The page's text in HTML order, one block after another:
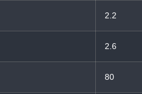
2.2
2.6
80